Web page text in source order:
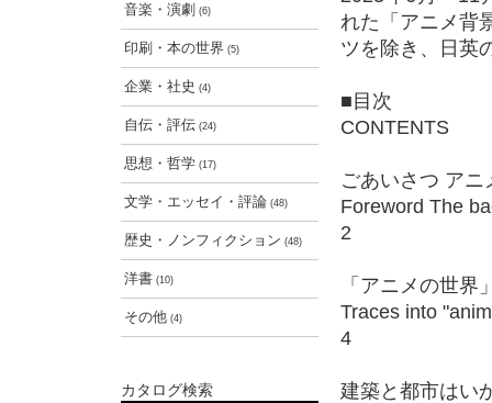
音楽・演劇 (6)
印刷・本の世界 (5)
企業・社史 (4)
自伝・評伝 (24)
思想・哲学 (17)
文学・エッセイ・評論 (48)
歴史・ノンフィクション (48)
洋書 (10)
その他 (4)
カタログ検索
れた「アニメ背
ツを除き、日英
■目次
CONTENTS
ごあいさつ ア
Foreword The
2
「アニメの世
Traces into
4
建築と都市はい